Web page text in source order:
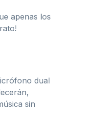
apenas los
dual
sin